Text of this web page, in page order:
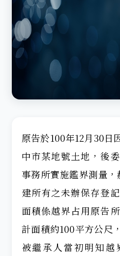
原告於100年12月30日
中市某地號土地，後
事務所實施鑑界測量
建所有之未辦保存登
面積係越界占用原告
計面積約100平方公尺
被繼承人當初明知越